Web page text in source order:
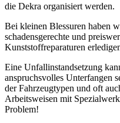
die Dekra organisiert werden.
Bei kleinen Blessuren haben
schadensgerechte und
Kunststoffreparaturen
Eine Unfallinstandsetzung
anspruchsvolles Unterfangen
der Fahrzeugtypen und oft
Arbeitsweisen mit
Problem!